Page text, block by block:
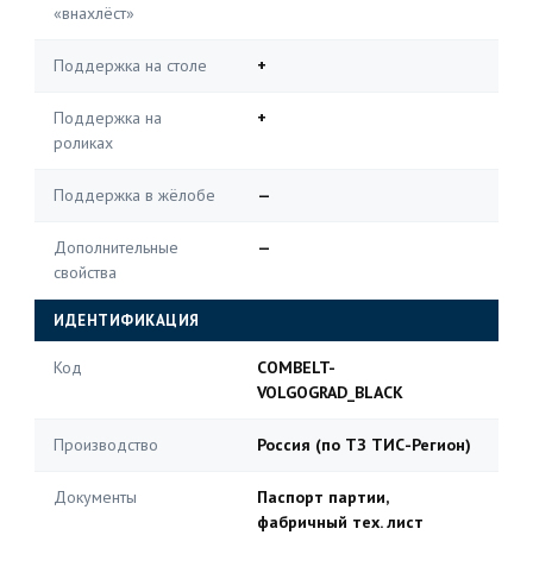
«внахлёст»
Поддержка на столе +
Поддержка на
роликах
+
Поддержка в жёлобе —
Дополнительные
свойства
—
ИДЕНТИФИКАЦИЯ
Код
COMBELT-
VOLGOGRAD_BLACK
Производство Россия (по ТЗ ТИС-Регион)
Документы
Паспорт партии,
фабричный тех. лист